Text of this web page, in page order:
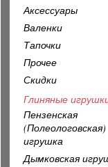
Аксессуары
Валенки
Тапочки
Прочее
Скидки
Глиняные
Пензенская
(Полеологовская)
игрушка
Дымковская